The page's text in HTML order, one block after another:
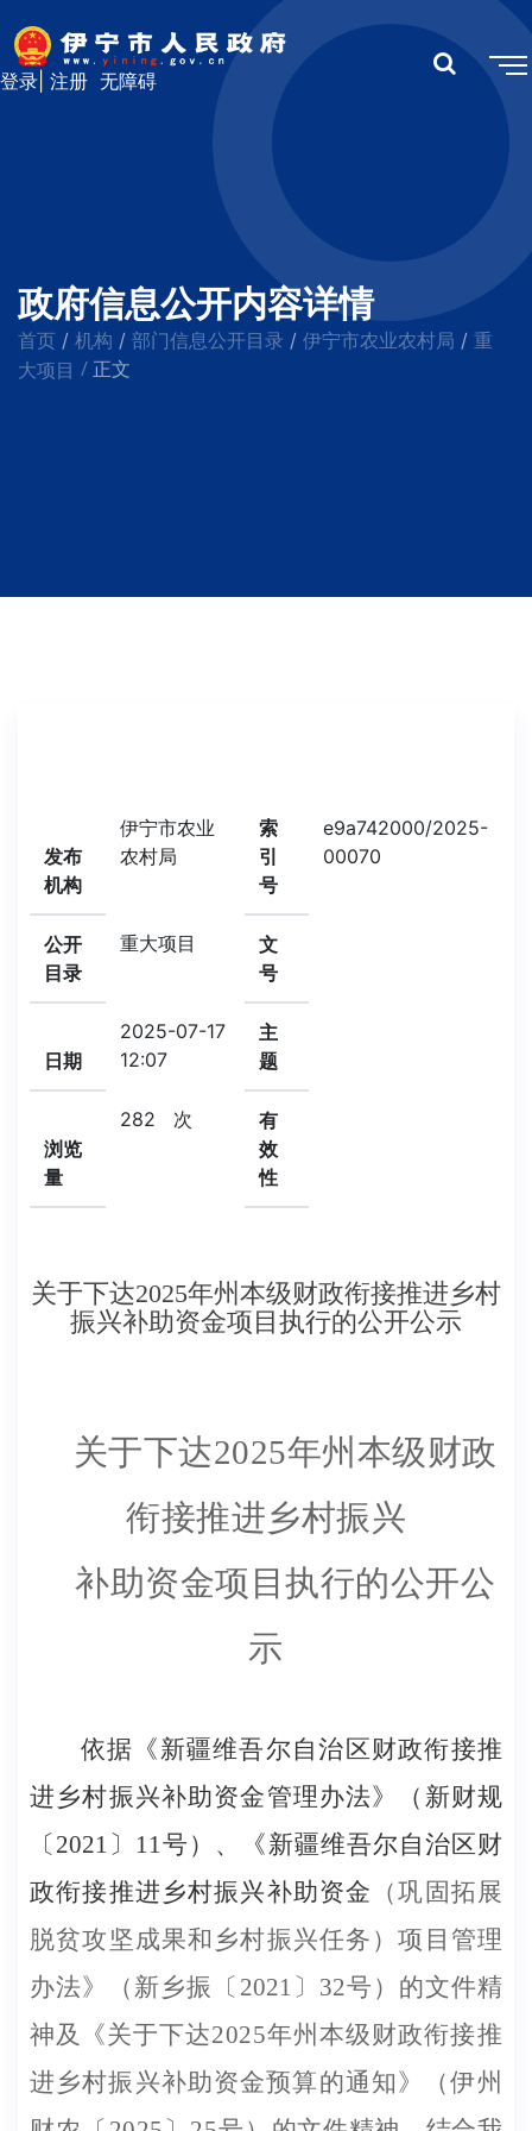
无障碍
登录 注册
政府信息公开内容详情
首页 / 机构 / 部门信息公开目录 / 伊宁市农业农村局 / 重
大项目 / 正文
发布
机构
伊宁市农业
农村局
索
引
号
e9a742000/2025-
00070
公开
目录
重大项目
文
号
日期
2025-07-17
12:07
主
题
浏览
量
282 次
有
效
性
关于下达2025年州本级财政衔接推进乡村
振兴补助资金项目执行的公开公示
关于下达2025年州本级财政
衔接推进乡村振兴
补助资金项目执行的公开公
示
依据《新疆维吾尔自治区财政衔接推
进乡村振兴补助资金管理办法》（新财规
〔 2021 〕 11号）、《新疆维吾尔自治区财
政衔接推进乡村振兴补助资金 （巩固拓展
脱贫攻坚成果和乡村振兴任务）项目管理
办法》（新乡振
〔 2021 〕 32号）的文件精
神及
《关于下达2025年州本级财政衔接推
进乡村振兴补助资金预算的通知》（伊州